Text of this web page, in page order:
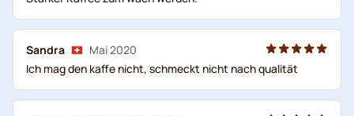
Sandra
Mai 2020
Ich mag den kaffe nicht, schmeckt nicht nach qualität